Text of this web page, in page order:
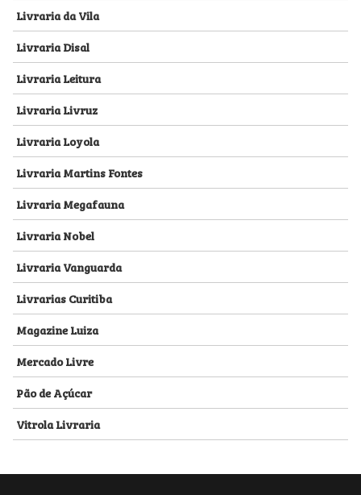
Livraria da Vila
Livraria Disal
Livraria Leitura
Livraria Livruz
Livraria Loyola
Livraria Martins Fontes
Livraria Megafauna
Livraria Nobel
Livraria Vanguarda
Livrarias Curitiba
Magazine Luiza
Mercado Livre
Pão de Açúcar
Vitrola Livraria